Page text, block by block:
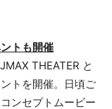
トも開催
THEATER と
トを開催。日頃ご
ンセプトムービー